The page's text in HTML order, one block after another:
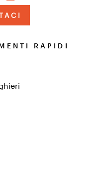
RAPIDI